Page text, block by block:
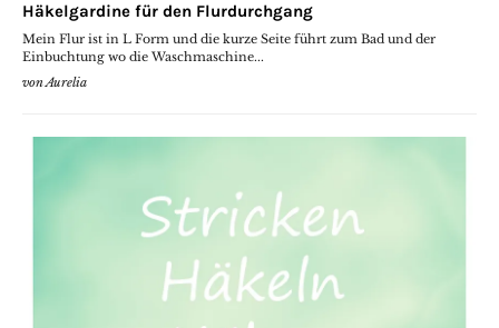
Häkelgardine für den Flurdurchgang
Mein Flur ist in L Form und die kurze Seite führt zum Bad und der
Einbuchtung wo die Waschmaschine...
vonAurelia